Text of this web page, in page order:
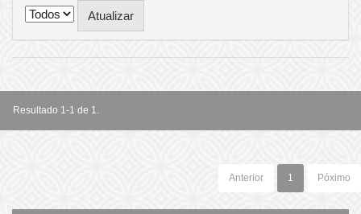
Resultado 1-1 de 1.
Anterior 1 Póximo